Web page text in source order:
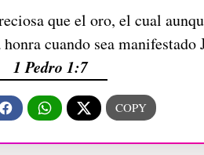
que el oro, el cual
cuando sea manifestado
1 Pedro 1:7